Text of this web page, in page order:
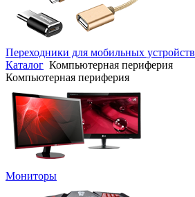
Переходники для мобильных устройств
Каталог Компьютерная периферия
Компьютерная периферия
Мониторы